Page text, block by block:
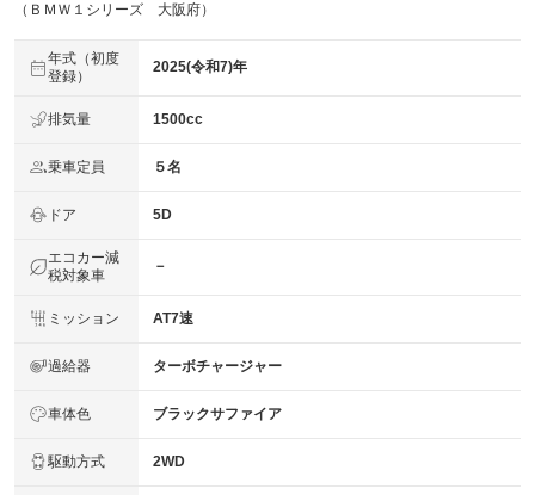
（ＢＭＷ１シリーズ 大阪府）
年式（初度
登録）
2025(令和7)年
排気量 1500cc
乗車定員 ５名
ドア 5D
エコカー減
税対象車
－
ミッション AT7速
過給器 ターボチャージャー
車体色 ブラックサファイア
駆動方式 2WD